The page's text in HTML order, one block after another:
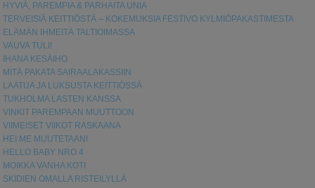
HYVIÄ, PAREMPIA & PARHAITA UNIA
TERVEISIÄ KEITTIÖSTÄ – KOKEMUKSIA FESTIVO KYLMIÖPAKASTIMESTA
ELÄMÄN IHMEITÄ TALTIOIMASSA
VAUVA TULI!
IHANA KESÄIHO
MITÄ PAKATA SAIRAALAKASSIIN
LAATUA JA LUKSUSTA KEITTIÖSSÄ
TUKHOLMA LASTEN KANSSA
VINKIT PAREMPAAN MUUTTOON
VIIMEISET VIIKOT RASKAANA
HEI ME MUUTETAAN!
HELLO BABY NRO 4
MOIKKA VANHA KOTI
SKIDIEN OMALLA RISTEILYLLÄ